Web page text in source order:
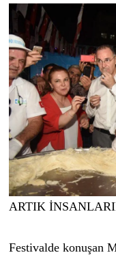
ARTIK
Festivalde konuşan